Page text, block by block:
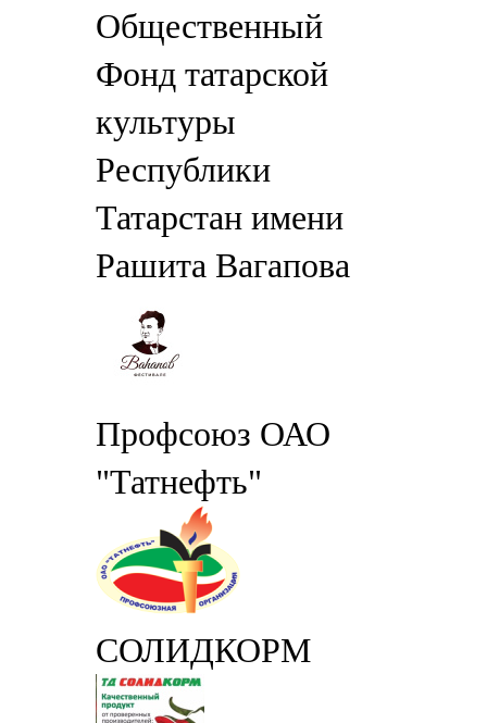
Общественный
Фонд татарской
культуры
Республики
Татарстан имени
Рашита Вагапова
Профсоюз ОАО
"Татнефть"
СОЛИДКОРМ